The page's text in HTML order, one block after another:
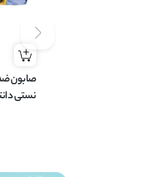
صابون